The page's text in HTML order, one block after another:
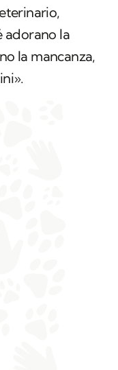
adorano la
la mancanza,